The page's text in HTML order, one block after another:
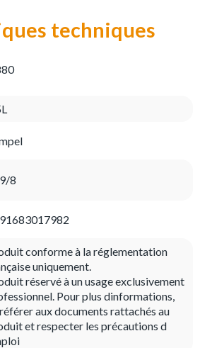
techniques
8
conforme à la réglementation
uniquement.
réservé à un usage exclusivement
Pour plus dinformations,
aux documents rattachés au
et respecter les précautions d